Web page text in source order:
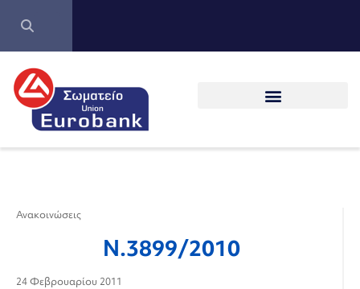
Ανακοινώσεις
Ν.3899/2010
24 Φεβρουαρίου 2011